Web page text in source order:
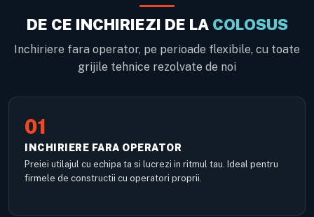
DE CE INCHIRIEZI DE LA COLOSUS
Inchiriere fara operator, pe perioade flexibile, cu toate
grijile tehnice rezolvate de noi
01
INCHIRIERE FARA OPERATOR
Preiei utilajul cu echipa ta si lucrezi in ritmul tau. Ideal pentru
firmele de constructii cu operatori proprii.